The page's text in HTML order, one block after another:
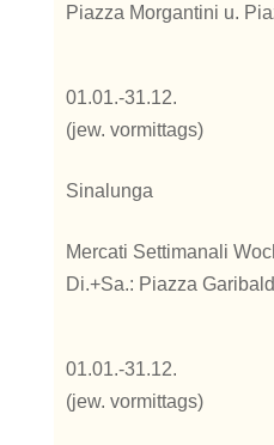
Piazza Morgantini u.
01.01.-31.12.
(jew. vormittags)
Sinalunga
Mercati Settimanali
Di.+Sa.: Piazza
01.01.-31.12.
(jew. vormittags)